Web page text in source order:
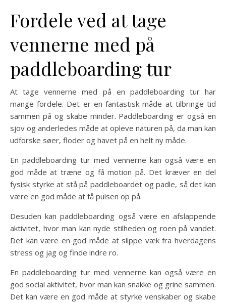
Fordele ved at tage
vennerne med på
paddleboarding tur
At tage vennerne med på en paddleboarding tur har
mange fordele. Det er en fantastisk måde at tilbringe tid
sammen på og skabe minder. Paddleboarding er også en
sjov og anderledes måde at opleve naturen på, da man kan
udforske søer, floder og havet på en helt ny måde.
En paddleboarding tur med vennerne kan også være en
god måde at træne og få motion på. Det kræver en del
fysisk styrke at stå på paddleboardet og padle, så det kan
være en god måde at få pulsen op på.
Desuden kan paddleboarding også være en afslappende
aktivitet, hvor man kan nyde stilheden og roen på vandet.
Det kan være en god måde at slippe væk fra hverdagens
stress og jag og finde indre ro.
En paddleboarding tur med vennerne kan også være en
god social aktivitet, hvor man kan snakke og grine sammen.
Det kan være en god måde at styrke venskaber og skabe